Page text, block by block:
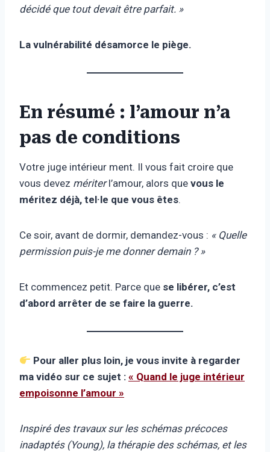
décidé que tout devait être parfait. »
La vulnérabilité désamorce le piège.
En résumé : l’amour n’a
pas de conditions
Votre juge intérieur ment. Il vous fait croire que
vous devez mériterl’amour, alors que vous le
méritez déjà, tel·le que vous êtes.
Ce soir, avant de dormir, demandez-vous : « Quelle
permission puis-je me donner demain ? »
Et commencez petit. Parce que se libérer, c’est
d’abord arrêter de se faire la guerre.
Pour aller plus loin, je vous invite à regarder
ma vidéo sur ce sujet : « Quand le juge intérieur
empoisonne l’amour »
Inspiré des travaux sur les schémas précoces
inadaptés (Young), la thérapie des schémas, et les